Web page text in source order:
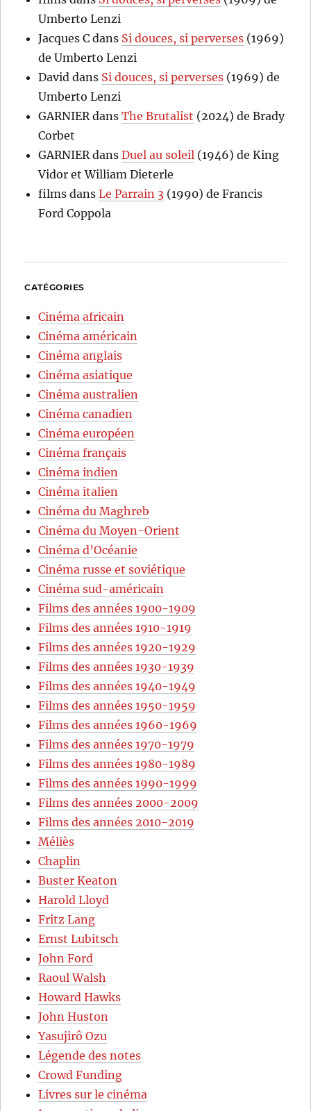
Umberto Lenzi
Jacques C dans Si douces, si perverses (1969)
de Umberto Lenzi
David dans Si douces, si perverses (1969) de
Umberto Lenzi
GARNIER dansThe Brutalist (2024) de Brady
Corbet
GARNIER dansDuel au soleil (1946) de King
Vidor et William Dieterle
films dansLe Parrain 3 (1990) de Francis
Ford Coppola
CATÉGORIES
Cinéma africain
Cinéma américain
Cinéma anglais
Cinéma asiatique
Cinéma australien
Cinéma canadien
Cinéma européen
Cinéma français
Cinéma indien
Cinéma italien
Cinéma du Maghreb
Cinéma du Moyen-Orient
Cinéma d’Océanie
Cinéma russe et soviétique
Cinéma sud-américain
Films des années 1900-1909
Films des années 1910-1919
Films des années 1920-1929
Films des années 1930-1939
Films des années 1940-1949
Films des années 1950-1959
Films des années 1960-1969
Films des années 1970-1979
Films des années 1980-1989
Films des années 1990-1999
Films des années 2000-2009
Films des années 2010-2019
Méliès
Chaplin
Buster Keaton
Harold Lloyd
Fritz Lang
Ernst Lubitsch
John Ford
Raoul Walsh
Howard Hawks
John Huston
Yasujirô Ozu
Légende des notes
Crowd Funding
Livres sur le cinéma